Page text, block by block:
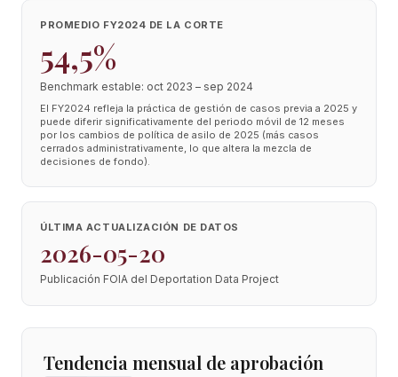
PROMEDIO FY2024 DE LA CORTE
54,5%
Benchmark estable: oct 2023 – sep 2024
El FY2024 refleja la práctica de gestión de casos previa a 2025 y
puede diferir significativamente del periodo móvil de 12 meses
por los cambios de política de asilo de 2025 (más casos
cerrados administrativamente, lo que altera la mezcla de
decisiones de fondo).
ÚLTIMA ACTUALIZACIÓN DE DATOS
2026-05-20
Publicación FOIA del Deportation Data Project
Tendencia mensual de aprobación